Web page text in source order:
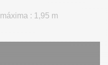
: 1,95 m